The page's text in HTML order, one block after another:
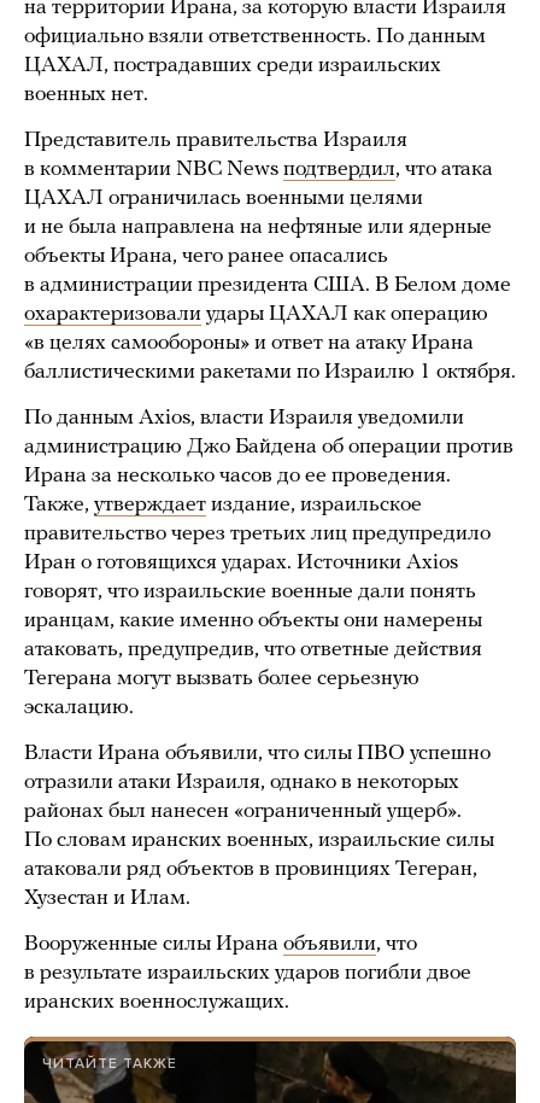
на территории Ирана, за которую власти Израиля
официально взяли ответственность. По данным
ЦАХАЛ, пострадавших среди израильских
военных нет.
Представитель правительства Израиля
в комментарии NBC News подтвердил, что атака
ЦАХАЛ ограничилась военными целями
и не была направлена на нефтяные или ядерные
объекты Ирана, чего ранее опасались
в администрации президента США. В Белом доме
охарактеризовали удары ЦАХАЛ как операцию
«в целях самообороны» и ответ на атаку Ирана
баллистическими ракетами по Израилю 1 октября.
По данным Axios, власти Израиля уведомили
администрацию Джо Байдена об операции против
Ирана за несколько часов до ее проведения.
Также, утверждает издание, израильское
правительство через третьих лиц предупредило
Иран о готовящихся ударах. Источники Axios
говорят, что израильские военные дали понять
иранцам, какие именно объекты они намерены
атаковать, предупредив, что ответные действия
Тегерана могут вызвать более серьезную
эскалацию.
Власти Ирана объявили, что силы ПВО успешно
отразили атаки Израиля, однако в некоторых
районах был нанесен «ограниченный ущерб».
По словам иранских военных, израильские силы
атаковали ряд объектов в провинциях Тегеран,
Хузестан и Илам.
Вооруженные силы Ирана объявили, что
в результате израильских ударов погибли двое
иранских военнослужащих.
ЧИТАЙТЕ ТАКЖЕ